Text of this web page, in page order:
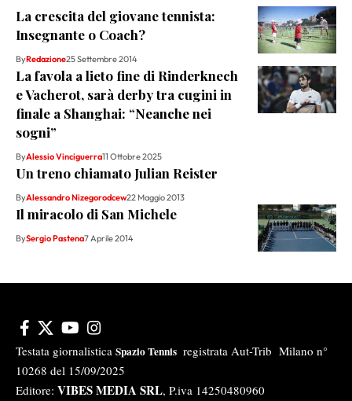
La crescita del giovane tennista:
Insegnante o Coach?
ByRedazione25 Settembre 2014
La favola a lieto fine di Rinderknech
e Vacherot, sarà derby tra cugini in
finale a Shanghai: “Neanche nei
sogni”
ByAlessio Vinciguerra11 Ottobre 2025
Un treno chiamato Julian Reister
ByAlessandro Nizegorodcew22 Maggio 2013
Il miracolo di San Michele
BySergio Pastena7 Aprile 2014
Testata giornalistica Spazio Tennis registrata Aut-Trib Milano n°
10268 del 15/09/2025
Editore: VIBES MEDIA SRL, P.iva 14250480960